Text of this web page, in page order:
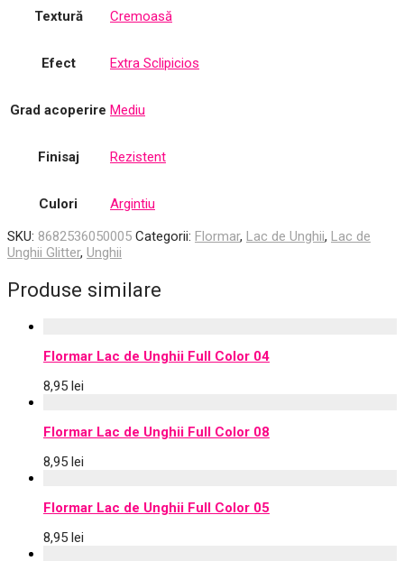
Textură Cremoasă
Efect Extra Sclipicios
Grad acoperire Mediu
Finisaj Rezistent
Culori
Argintiu
SKU: 8682536050005 Categorii: Flormar, Lac de Unghii, Lac de
Unghii Glitter, Unghii
Produse similare
Flormar Lac de Unghii Full Color 04
8,95 lei
Flormar Lac de Unghii Full Color 08
8,95 lei
Flormar Lac de Unghii Full Color 05
8,95 lei